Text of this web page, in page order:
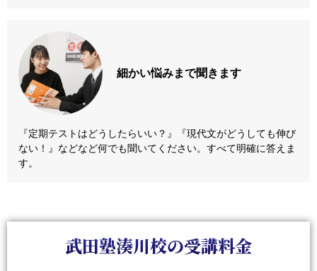
細かい悩みまで聞きます
『定期テストはどうしたらいい？』『現代文がどうしても伸び
ない！』などなど何でも聞いてください。すべて明確に答えま
す。
武田塾湊川校の受講料金